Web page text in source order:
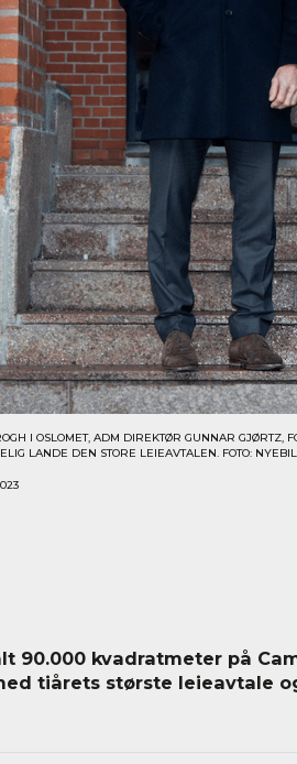
I OSLOMET, ADM DIREKTØR GUNNAR
LANDE DEN STORE LEIEAVTALEN. FOTO:
90.000 kvadratmeter på
tiårets største leieavtale